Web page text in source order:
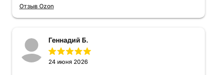
Отзыв Ozon
Геннадий Б.
24 июня 2026